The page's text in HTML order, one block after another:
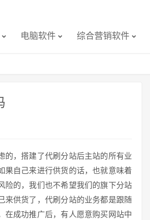
电脑软件 综合营销软件
的，搭建了代刷分站后主站的所有业
果自己来进行供货的话，也就意味着
险的，我们也不希望我们的旗下分站
来供货了，代刷分站的业务都是跟随
在成功推广后，有人愿意购买网站中